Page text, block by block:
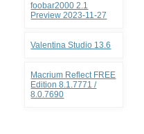
foobar2000 2.1
Preview 2023-11-27
Valentina Studio 13.6
Macrium Reflect FREE
Edition 8.1.7771 /
8.0.7690